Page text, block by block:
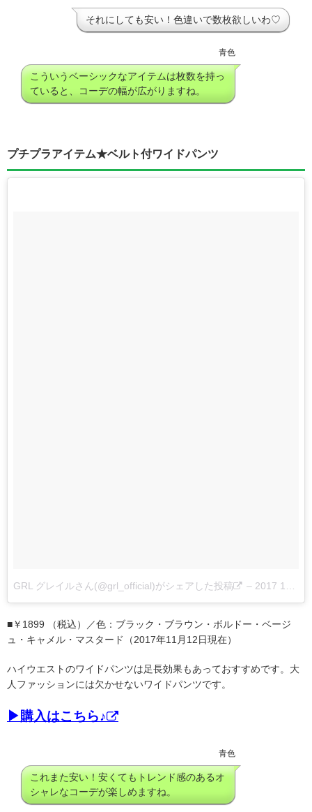
それにしても安い！色違いで数枚欲しいわ♡
青色
こういうベーシックなアイテムは枚数を持っ
ていると、コーデの幅が広がりますね。
プチプラアイテム★ベルト付ワイドパンツ
GRL グレイルさん(@grl_official)がシェアした投稿 – 2017 10月 26 5:37午後 PDT
■￥1899 （税込）／色：ブラック・ブラウン・ボルドー・ベージ
ュ・キャメル・マスタード（2017年11月12日現在）
ハイウエストのワイドパンツは足長効果もあっておすすめです。大
人ファッションには欠かせないワイドパンツです。
▶購入はこちら♪
青色
これまた安い！安くてもトレンド感のあるオ
シャレなコーデが楽しめますね。